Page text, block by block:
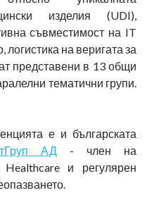
изделия (UDI),
съвместимост на IT
на веригата за
представени в 13 общи
тематични групи.
е и българската
АД - член на
и регулярен